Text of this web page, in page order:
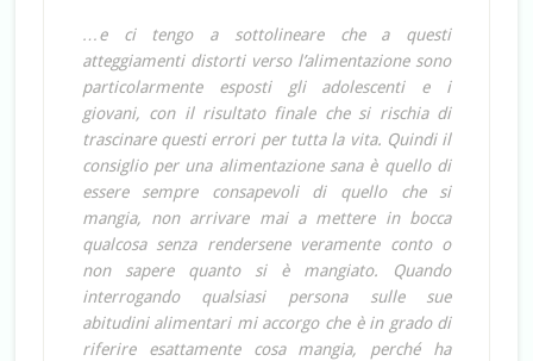
…e ci tengo a sottolineare che a questi
atteggiamenti distorti verso l’alimentazione sono
particolarmente esposti gli adolescenti e i
giovani, con il risultato finale che si rischia di
trascinare questi errori per tutta la vita. Quindi il
consiglio per una alimentazione sana è quello di
essere sempre consapevoli di quello che si
mangia, non arrivare mai a mettere in bocca
qualcosa senza rendersene veramente conto o
non sapere quanto si è mangiato. Quando
interrogando qualsiasi persona sulle sue
abitudini alimentari mi accorgo che è in grado di
riferire esattamente cosa mangia, perché ha